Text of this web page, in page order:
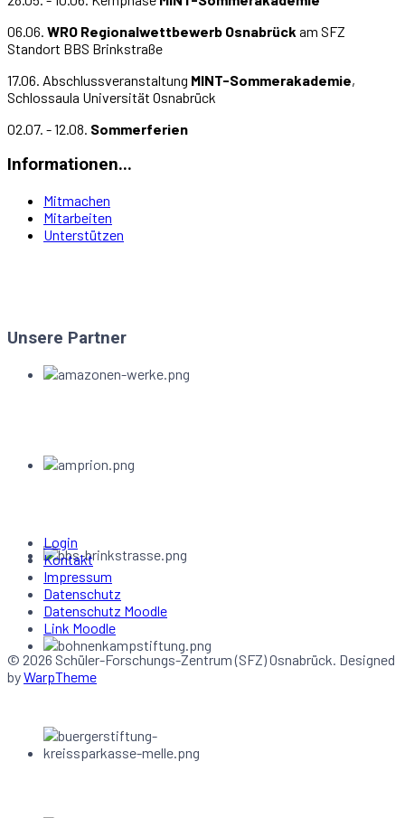
06.06. WRO Regionalwettbewerb Osnabrück am SFZ
Standort BBS Brinkstraße
17.06. Abschlussveranstaltung MINT-Sommerakademie,
Schlossaula Universität Osnabrück
02.07. - 12.08. Sommerferien
Informationen...
Mitmachen
Mitarbeiten
Unterstützen
Unsere Partner
Login
Kontakt
Impressum
Datenschutz
Datenschutz Moodle
Link Moodle
© 2026 Schüler-Forschungs-Zentrum (SFZ) Osnabrück. Designed
byWarpTheme